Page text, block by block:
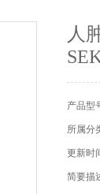
人
产品型
所属分
更新时
简要描